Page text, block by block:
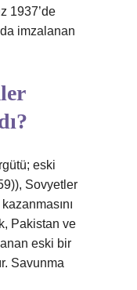
1937’de
imzalanan
eski
Sovyetler
Pakistan ve
eski bir
Savunma